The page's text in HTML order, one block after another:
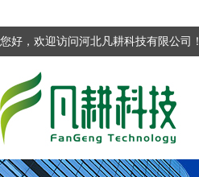
您好，欢迎访问河北凡耕科技有限公司！